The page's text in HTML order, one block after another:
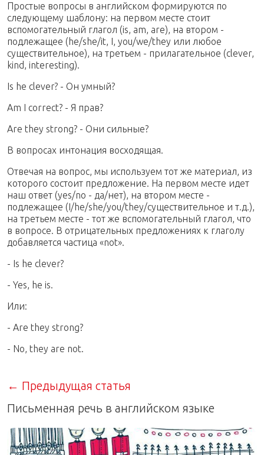
Простые вопросы в английском формируются по
следующему шаблону: на первом месте стоит
вспомогательный глагол (is, am, are), на втором -
подлежащее (he/she/it, I, you/we/they или любое
существительное), на третьем - прилагательное (clever,
kind, interesting).
Is he clever? - Он умный?
Am I correct? - Я прав?
Are they strong? - Они сильные?
В вопросах интонация восходящая.
Отвечая на вопрос, мы используем тот же материал, из
которого состоит предложение. На первом месте идет
наш ответ (yes/no - да/нет), на втором месте -
подлежащее (I/he/she/you/they/существительное и т.д.),
на третьем месте - тот же вспомогательный глагол, что
в вопросе. В отрицательных предложениях к глаголу
добавляется частица «not».
- Is he clever?
- Yes, he is.
Или:
- Are they strong?
- No, they are not.
← Предыдущая статья
Письменная речь в английском языке